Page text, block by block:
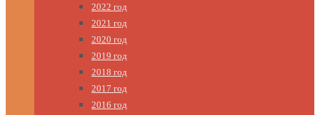
2022 год
2021 год
2020 год
2019 год
2018 год
2017 год
2016 год